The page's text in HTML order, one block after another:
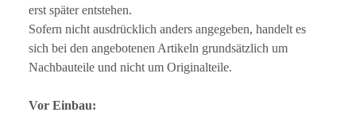
erst später entstehen.
Sofern nicht ausdrücklich anders angegeben, handelt es
sich bei den angebotenen Artikeln grundsätzlich um
Nachbauteile und nicht um Originalteile.
Vor Einbau: